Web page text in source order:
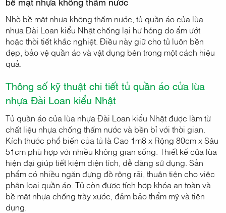
Nhờ bề mặt nhựa không thấm nước, tủ quần áo cửa lùa
nhựa Đài Loan kiểu Nhật chống lại hư hỏng do ẩm ướt
hoặc thời tiết khắc nghiệt. Điều này giữ cho tủ luôn bền
đẹp, bảo vệ quần áo và vật dụng bên trong một cách hiệu
quả.
Thông số kỹ thuật chi tiết tủ quần áo cửa lùa
nhựa Đài Loan kiểu Nhật
Tủ quần áo cửa lùa nhựa Đài Loan kiểu Nhật được làm từ
chất liệu nhựa chống thấm nước và bền bỉ với thời gian.
Kích thước phổ biến của tủ là Cao 1m8 x Rộng 80cm x Sâu
51cm phù hợp với nhiều không gian sống. Thiết kế cửa lùa
hiện đại giúp tiết kiệm diện tích, dễ dàng sử dụng. Sản
phẩm có nhiều ngăn đựng đồ rộng rãi, thuận tiện cho việc
phân loại quần áo. Tủ còn được tích hợp khóa an toàn và
bề mặt nhựa chống trầy xước, đảm bảo thẩm mỹ và tiện
dụng.